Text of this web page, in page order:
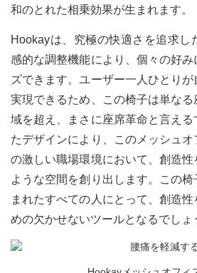
和のとれた相乗効果が生まれます。
Hookayは、究極の快適さを追求し
感的な調整機能により、個々の好み
ズできます。ユーザー一人ひとり
実現できるため、この椅子は単な
域を超え、まさに座席革命と言え
たデザインにより、このメッシュ
の激しい職場環境において、創造
ような空間を創り出します。この
まれたすべての人にとって、創造
めの欠かせないツールとなるでしょ